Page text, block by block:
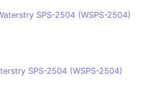
SPS-2504 (WSPS-2504)